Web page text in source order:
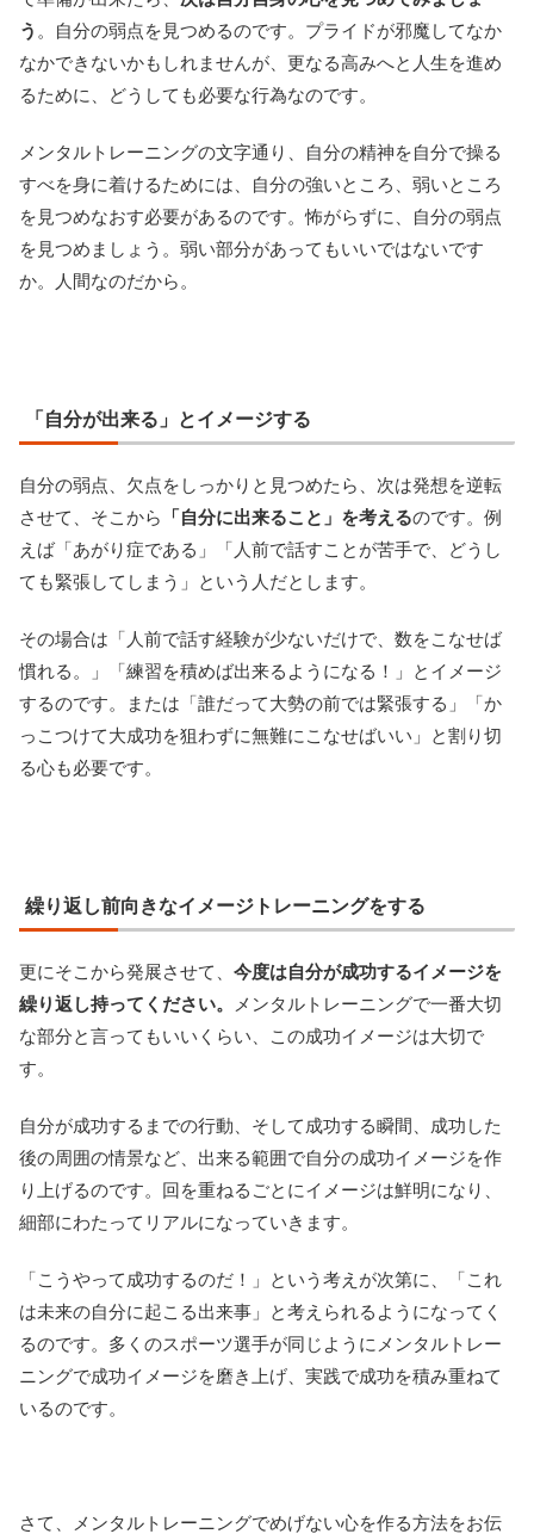
う 。自分の弱点を見つめるのです。プライドが邪魔してなか
なかできないかもしれませんが、更なる高みへと人生を進め
るために、どうしても必要な行為なのです。
メンタルトレーニングの文字通り、自分の精神を自分で操る
すべを身に着けるためには、自分の強いところ、弱いところ
を見つめなおす必要があるのです。怖がらずに、自分の弱点
を見つめましょう。弱い部分があってもいいではないです
か。人間なのだから。
「自分が出来る」とイメージする
自分の弱点、欠点をしっかりと見つめたら、次は発想を逆転
させて、そこから
「自分に出来ること」を考えるのです。例
えば「あがり症である」「人前で話すことが苦手で、どうし
ても緊張してしまう」という人だとします。
その場合は「人前で話す経験が少ないだけで、数をこなせば
慣れる。」「練習を積めば出来るようになる！」とイメージ
するのです。または「誰だって大勢の前では緊張する」「か
っこつけて大成功を狙わずに無難にこなせばいい」と割り切
る心も必要です。
繰り返し前向きなイメージトレーニングをする
更にそこから発展させて、 今度は自分が成功するイメージを
繰り返し持ってください。
メンタルトレーニングで一番大切
な部分と言ってもいいくらい、この成功イメージは大切で
す。
自分が成功するまでの行動、そして成功する瞬間、成功した
後の周囲の情景など、出来る範囲で自分の成功イメージを作
り上げるのです。回を重ねるごとにイメージは鮮明になり、
細部にわたってリアルになっていきます。
「こうやって成功するのだ！」という考えが次第に、「これ
は未来の自分に起こる出来事」と考えられるようになってく
るのです。多くのスポーツ選手が同じようにメンタルトレー
ニングで成功イメージを磨き上げ、実践で成功を積み重ねて
いるのです。
さて、メンタルトレーニングでめげない心を作る方法をお伝